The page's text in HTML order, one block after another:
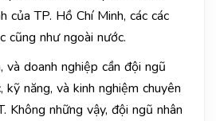
của TP. Hồ Chí Minh, các các
cũng như ngoài nước.
và doanh nghiệp cần đội ngũ
năng, và kinh nghiệm chuyên
Không những vậy, đội ngũ nhân